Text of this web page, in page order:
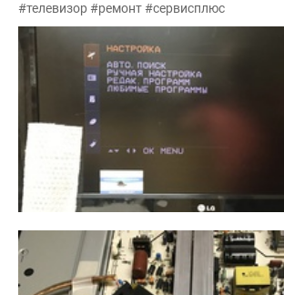
#телевизор #ремонт #сервисплюс